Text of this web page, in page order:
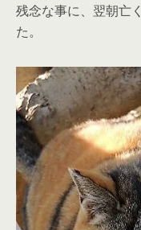
残念な事に、翌朝亡
た。